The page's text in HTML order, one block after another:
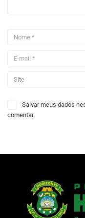
Salvar meus dados
comentar.